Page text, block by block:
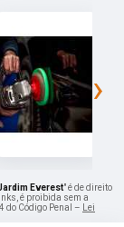
›
Everest" é de direito
é proibida sem a
do Código Penal –
Lei